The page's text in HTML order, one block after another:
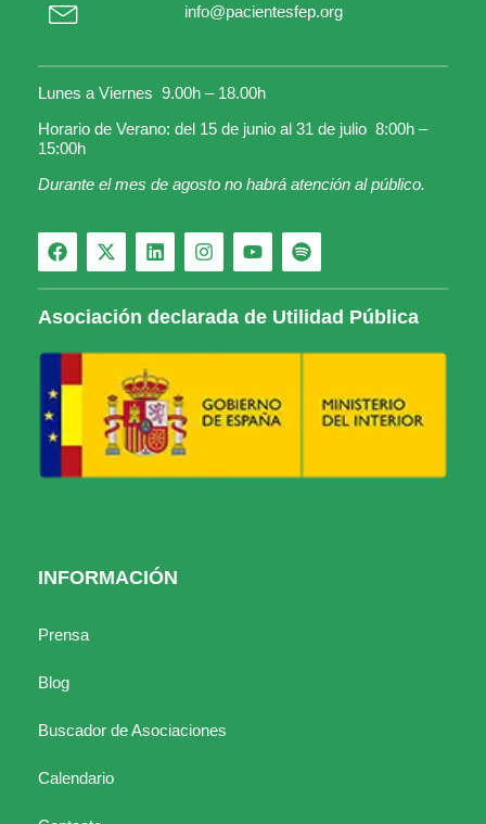
info@pacientesfep.org
Lunes a Viernes 9.00h – 18.00h
Horario de Verano: del 15 de junio al 31 de julio 8:00h –
15:00h
Durante el mes de agosto no habrá atención al público.
Asociación declarada de Utilidad Pública
INFORMACIÓN
Prensa
Blog
Buscador de Asociaciones
Calendario